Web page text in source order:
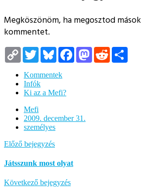
Megköszönöm, ha megosztod
kommentet.
Copy
Link
TwitterBlueskyFacebookMastodon
Reddit
Kommentek
Infók
Ki az a Mefi?
Mefi
2009. december 31.
személyes
Előző bejegyzés
Játsszunk most olyat
Következő bejegyzés